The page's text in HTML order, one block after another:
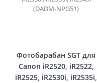
Фотобарабан SGT для
Canon iR2520, iR2522,
iR2525, iR2530i, iR2535i,